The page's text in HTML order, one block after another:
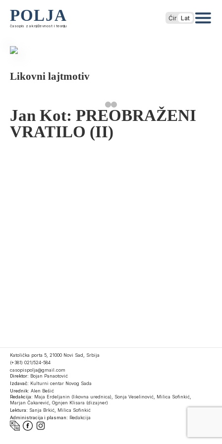
POLJA
časopis za književnost i teoriju
Ćir Lat
Likovni lajtmotiv
Jan Kot: PREOBRAŽENI
VRATILO (II)
Katolička porta 5, 21000 Novi Sad, Srbija
(+381) 021/524-584
casopispolja@gmail.com
Direktor: Bojan Panaotović
Izdavač: Kulturni centar Novog Sada
Urednik: Alen Bešić
Redakcija: Maja Erdeljanin (likovna urednica), Sonja Veselinović, Milica Sofinkić,
Marjan Čakarević, Ognjen Klisara (dizajner)
Lektura: Sanja Brkić, Milica Sofinkić
Administracija i plasman: Redakcija